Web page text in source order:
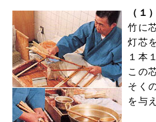
（１
竹に
灯芯
１本
この
そく
を与